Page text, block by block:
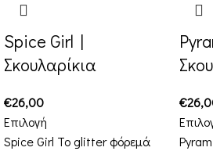
Spice Girl |
Σκουλαρίκια
€26,00
Επιλογή
Spice Girl Το glitter φόρεμά
€